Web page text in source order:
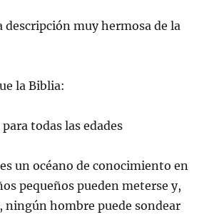
descripción muy hermosa de la
la Biblia:
todas las edades
un océano de conocimiento en
pequeños pueden meterse y,
ningún hombre puede sondear